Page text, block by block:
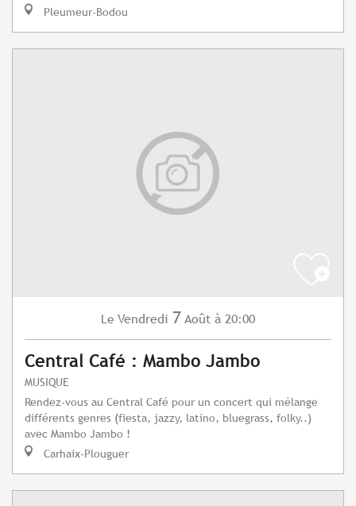
Pleumeur-Bodou
Le Vendredi 7 Août à 20:00
Central Café : Mambo Jambo
MUSIQUE
Rendez-vous au Central Café pour un concert qui mélange
différents genres (fiesta, jazzy, latino, bluegrass, folky..)
avec Mambo Jambo !
Carhaix-Plouguer